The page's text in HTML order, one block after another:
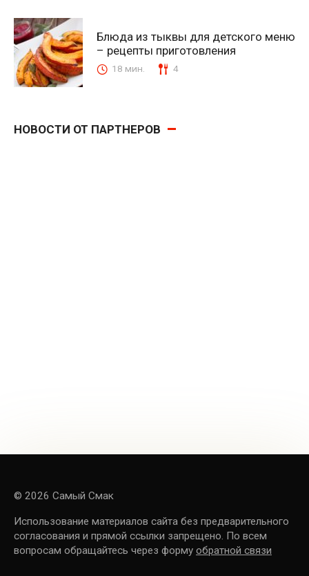
Блюда из тыквы для детского меню
– рецепты приготовления
18 мин. 4
НОВОСТИ ОТ ПАРТНЕРОВ
© 2026 Самый Смак
Использование материалов сайта без предварительного
согласования и прямой ссылки запрещено. По всем
вопросам обращайтесь через форму обратной связи